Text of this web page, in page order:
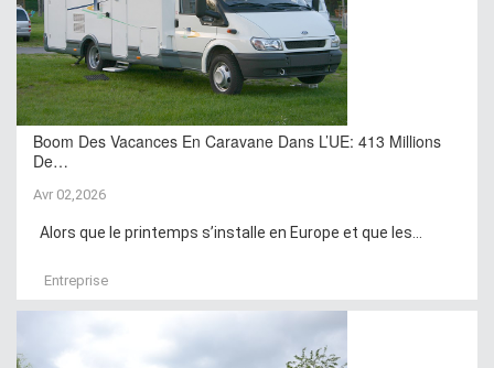
Boom Des Vacances En Caravane Dans L’UE: 413 Millions
De…
Avr 02,2026
Alors que le printemps s’installe en Europe et que les...
Entreprise